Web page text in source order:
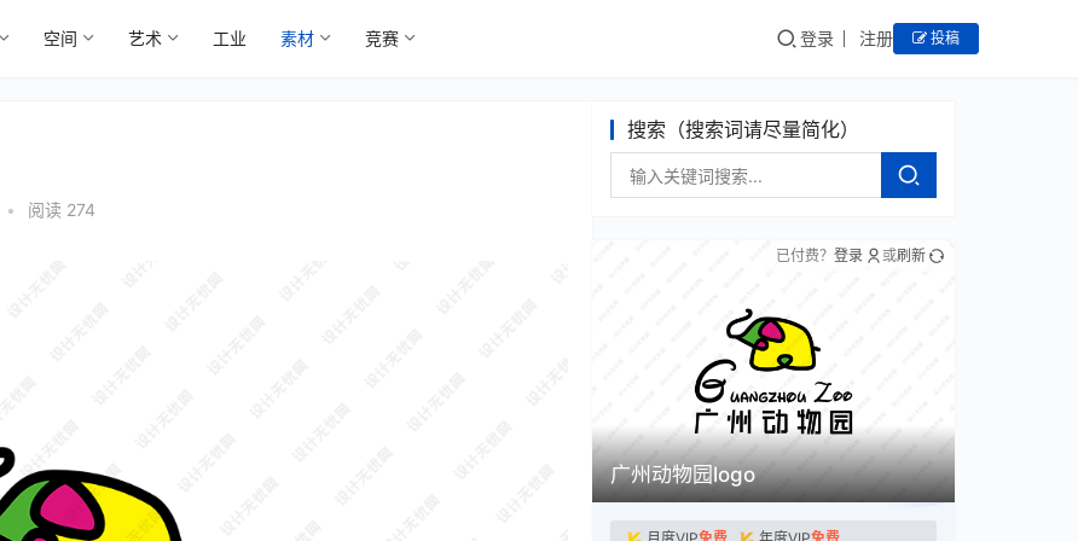
空间 艺术 工业 素材 竞赛 登录 注册 投稿
• 阅读 274
搜索（搜索词请尽量简化）
广州动物园logo
已付费？ 登录 或刷新